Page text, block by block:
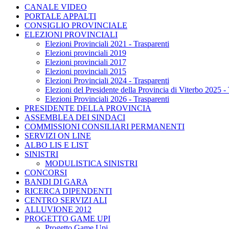
CANALE VIDEO
PORTALE APPALTI
CONSIGLIO PROVINCIALE
ELEZIONI PROVINCIALI
Elezioni Provinciali 2021 - Trasparenti
Elezioni provinciali 2019
Elezioni provinciali 2017
Elezioni provinciali 2015
Elezioni Provinciali 2024 - Trasparenti
Elezioni del Presidente della Provincia di Viterbo 2025 -
Elezioni Provinciali 2026 - Trasparenti
PRESIDENTE DELLA PROVINCIA
ASSEMBLEA DEI SINDACI
COMMISSIONI CONSILIARI PERMANENTI
SERVIZI ON LINE
ALBO LIS E LIST
SINISTRI
MODULISTICA SINISTRI
CONCORSI
BANDI DI GARA
RICERCA DIPENDENTI
CENTRO SERVIZI ALI
ALLUVIONE 2012
PROGETTO GAME UPI